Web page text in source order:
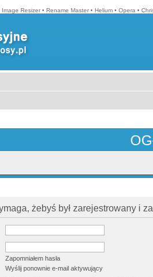
Image Resizer • Rename Master • Helium • Opera •
żebyś był zarejestrowany i
Zapomniałem hasła
Wyślij ponownie e-mail aktywujący